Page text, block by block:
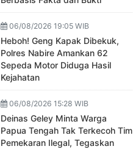
06/08/2026 19:05 WIB
Heboh! Geng Kapak Dibekuk,
Polres Nabire Amankan 62
Sepeda Motor Diduga Hasil
Kejahatan
06/08/2026 15:28 WIB
Deinas Geley Minta Warga
Papua Tengah Tak Terkecoh Tim
Pemekaran Ilegal, Tegaskan